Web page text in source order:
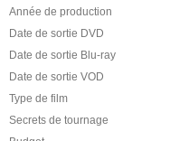
Année de production
Date de sortie DVD
Date de sortie Blu-ray
Date de sortie VOD
Type de film
Secrets de tournage